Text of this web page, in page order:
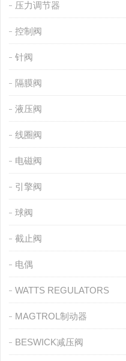
压力调节器
控制阀
针阀
隔膜阀
液压阀
线圈阀
电磁阀
引擎阀
球阀
截止阀
电偶
WATTS REGULATORS
MAGTROL制动器
BESWICK减压阀